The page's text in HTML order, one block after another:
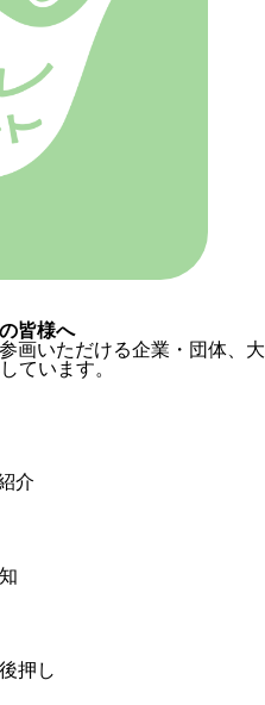
皆様へ
画いただける企業・団体、大
ています。
介
押し